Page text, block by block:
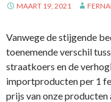
MAART 19, 2021
Vanwege de stijgende
toenemende verschil
straatkoers en de
importproducten per 1
prijs van onze producten